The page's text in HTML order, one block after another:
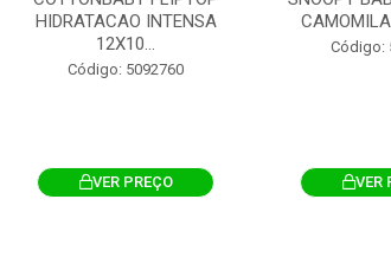
HIDRATACAO INTENSA
12X10...
Código: 5092760
VER PREÇO
Código:
VER